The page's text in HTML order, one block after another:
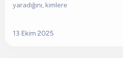
yaradığını, kimlere
13 Ekim 2025